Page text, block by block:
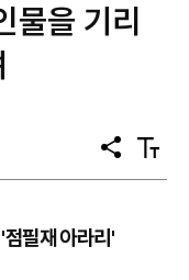
물을 기리
공
유
텍
스
점필재 아라리'